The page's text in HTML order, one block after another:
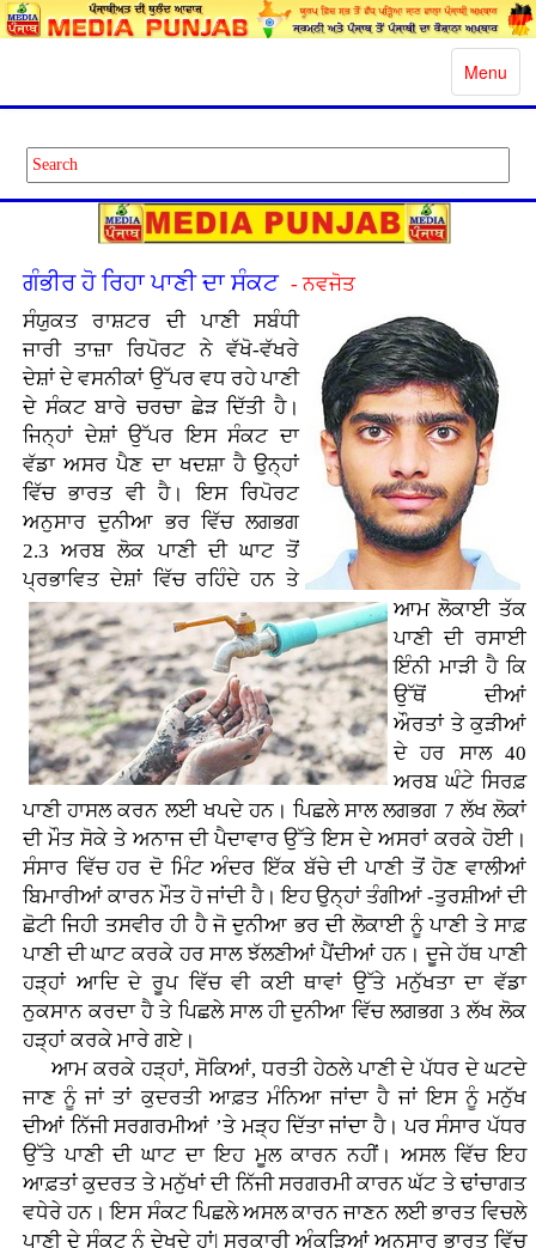
Toggle
Menu
ਗੰਭੀਰ ਹੋ ਰਿਹਾ ਪਾਣੀ ਦਾ ਸੰਕਟ - ਨਵਜੋਤ
ਸੰਯੁਕਤ ਰਾਸ਼ਟਰ ਦੀ ਪਾਣੀ ਸਬੰਧੀ
ਜਾਰੀ ਤਾਜ਼ਾ ਰਿਪੋਰਟ ਨੇ ਵੱਖੋ-ਵੱਖਰੇ
ਦੇਸ਼ਾਂ ਦੇ ਵਸਨੀਕਾਂ ਉੱਪਰ ਵਧ ਰਹੇ ਪਾਣੀ
ਦੇ ਸੰਕਟ ਬਾਰੇ ਚਰਚਾ ਛੇੜ ਦਿੱਤੀ ਹੈ।
ਜਿਨ੍ਹਾਂ ਦੇਸ਼ਾਂ ਉੱਪਰ ਇਸ ਸੰਕਟ ਦਾ
ਵੱਡਾ ਅਸਰ ਪੈਣ ਦਾ ਖਦਸ਼ਾ ਹੈ ਉਨ੍ਹਾਂ
ਵਿੱਚ ਭਾਰਤ ਵੀ ਹੈ। ਇਸ ਰਿਪੋਰਟ
ਅਨੁਸਾਰ ਦੁਨੀਆ ਭਰ ਵਿੱਚ ਲਗਭਗ
2.3 ਅਰਬ ਲੋਕ ਪਾਣੀ ਦੀ ਘਾਟ ਤੋਂ
ਪ੍ਰਭਾਵਿਤ ਦੇਸ਼ਾਂ ਵਿੱਚ ਰਹਿੰਦੇ ਹਨ ਤੇ
ਆਮ ਲੋਕਾਈ ਤੱਕ
ਪਾਣੀ ਦੀ ਰਸਾਈ
ਇੰਨੀ ਮਾੜੀ ਹੈ ਕਿ
ਉੱਥੋਂ ਦੀਆਂ
ਔਰਤਾਂ ਤੇ ਕੁੜੀਆਂ
ਦੇ ਹਰ ਸਾਲ 40
ਅਰਬ ਘੰਟੇ ਸਿਰਫ਼
ਪਾਣੀ ਹਾਸਲ ਕਰਨ ਲਈ ਖਪਦੇ ਹਨ। ਪਿਛਲੇ ਸਾਲ ਲਗਭਗ 7 ਲੱਖ ਲੋਕਾਂ
ਦੀ ਮੌਤ ਸੋਕੇ ਤੇ ਅਨਾਜ ਦੀ ਪੈਦਾਵਾਰ ਉੱਤੇ ਇਸ ਦੇ ਅਸਰਾਂ ਕਰਕੇ ਹੋਈ।
ਸੰਸਾਰ ਵਿੱਚ ਹਰ ਦੋ ਮਿੰਟ ਅੰਦਰ ਇੱਕ ਬੱਚੇ ਦੀ ਪਾਣੀ ਤੋਂ ਹੋਣ ਵਾਲੀਆਂ
ਬਿਮਾਰੀਆਂ ਕਾਰਨ ਮੌਤ ਹੋ ਜਾਂਦੀ ਹੈ। ਇਹ ਉਨ੍ਹਾਂ ਤੰਗੀਆਂ -ਤੁਰਸ਼ੀਆਂ ਦੀ
ਛੋਟੀ ਜਿਹੀ ਤਸਵੀਰ ਹੀ ਹੈ ਜੋ ਦੁਨੀਆ ਭਰ ਦੀ ਲੋਕਾਈ ਨੂੰ ਪਾਣੀ ਤੇ ਸਾਫ਼
ਪਾਣੀ ਦੀ ਘਾਟ ਕਰਕੇ ਹਰ ਸਾਲ ਝੱਲਣੀਆਂ ਪੈਂਦੀਆਂ ਹਨ। ਦੂਜੇ ਹੱਥ ਪਾਣੀ
ਹੜ੍ਹਾਂ ਆਦਿ ਦੇ ਰੂਪ ਵਿੱਚ ਵੀ ਕਈ ਥਾਵਾਂ ਉੱਤੇ ਮਨੁੱਖਤਾ ਦਾ ਵੱਡਾ
ਨੁਕਸਾਨ ਕਰਦਾ ਹੈ ਤੇ ਪਿਛਲੇ ਸਾਲ ਹੀ ਦੁਨੀਆ ਵਿੱਚ ਲਗਭਗ 3 ਲੱਖ ਲੋਕ
ਹੜ੍ਹਾਂ ਕਰਕੇ ਮਾਰੇ ਗਏ।
ਆਮ ਕਰਕੇ ਹੜ੍ਹਾਂ, ਸੋਕਿਆਂ, ਧਰਤੀ ਹੇਠਲੇ ਪਾਣੀ ਦੇ ਪੱਧਰ ਦੇ ਘਟਦੇ
ਜਾਣ ਨੂੰ ਜਾਂ ਤਾਂ ਕੁਦਰਤੀ ਆਫ਼ਤ ਮੰਨਿਆ ਜਾਂਦਾ ਹੈ ਜਾਂ ਇਸ ਨੂੰ ਮਨੁੱਖ
ਦੀਆਂ ਨਿੱਜੀ ਸਰਗਰਮੀਆਂ ’ਤੇ ਮੜ੍ਹ ਦਿੱਤਾ ਜਾਂਦਾ ਹੈ। ਪਰ ਸੰਸਾਰ ਪੱਧਰ
ਉੱਤੇ ਪਾਣੀ ਦੀ ਘਾਟ ਦਾ ਇਹ ਮੂਲ ਕਾਰਨ ਨਹੀਂ। ਅਸਲ ਵਿੱਚ ਇਹ
ਆਫ਼ਤਾਂ ਕੁਦਰਤ ਤੇ ਮਨੁੱਖਾਂ ਦੀ ਨਿੱਜੀ ਸਰਗਰਮੀ ਕਾਰਨ ਘੱਟ ਤੇ ਢਾਂਚਾਗਤ
ਵਧੇਰੇ ਹਨ। ਇਸ ਸੰਕਟ ਪਿਛਲੇ ਅਸਲ ਕਾਰਨ ਜਾਣਨ ਲਈ ਭਾਰਤ ਵਿਚਲੇ
ਪਾਣੀ ਦੇ ਸੰਕਟ ਨੂੰ ਦੇਖਦੇ ਹਾਂ| ਸਰਕਾਰੀ ਅੰਕੜਿਆਂ ਅਨੁਸਾਰ ਭਾਰਤ ਵਿੱਚ